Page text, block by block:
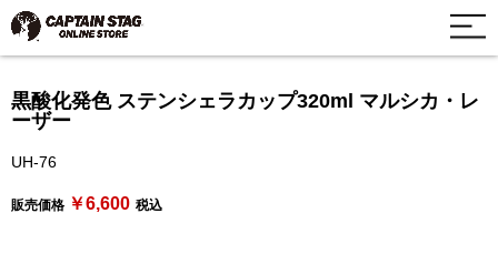
黒酸化発色 ステンシェラカップ320ml マルシカ・レ
ーザー
UH-76
販売価格 ￥6,600 税込